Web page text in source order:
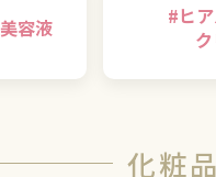
美容液 #ヒ
化粧